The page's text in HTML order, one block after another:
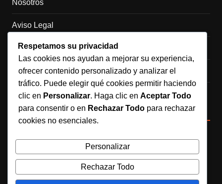
Nosotros
Aviso Legal
Política de Cookies
Política de Privacidad
Contacto
Redes sociales
Síguenos en Instagram
Respetamos su privacidad
Las cookies nos ayudan a mejorar su experiencia,
ofrecer contenido personalizado y analizar el
tráfico. Puede elegir qué cookies permitir haciendo
clic en Personalizar. Haga clic en Aceptar Todo
para consentir o en Rechazar Todo para rechazar
cookies no esenciales.
Personalizar
Rechazar Todo